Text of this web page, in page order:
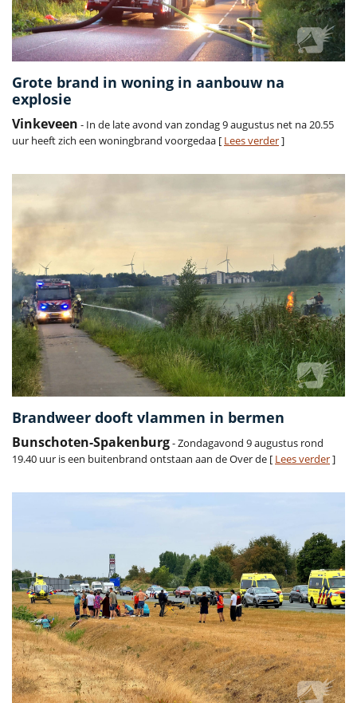
Grote brand in woning in aanbouw na
explosie
Vinkeveen - In de late avond van zondag 9 augustus net na 20.55
uur heeft zich een woningbrand voorgedaa [ Lees verder]
Brandweer dooft vlammen in bermen
Bunschoten-Spakenburg- Zondagavond 9 augustus rond
19.40 uur is een buitenbrand ontstaan aan de Over de [ Lees verder]